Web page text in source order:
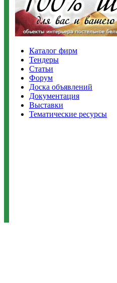
Каталог фирм
Тендеры
Статьи
Форум
Доска объявлений
Документация
Выставки
Тематические ресурсы